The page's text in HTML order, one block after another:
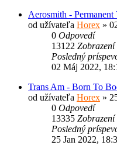
Aerosmith - Permanent
od užívateľa Horex »
0 Odpovedí
13122 Zobrazení
Posledný
02 Máj 2022,
Trans Am - Born To
od užívateľa Horex »
0 Odpovedí
13335 Zobrazení
Posledný
25 Jan 2022,